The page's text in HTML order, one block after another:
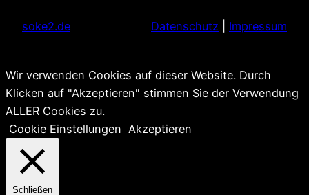
soke2.de Datenschutz Impressum
Wir verwenden Cookies auf dieser Website. Durch
Klicken auf "Akzeptieren" stimmen Sie der Verwendung
ALLER Cookies zu.
Cookie Einstellungen Akzeptieren
Schließen